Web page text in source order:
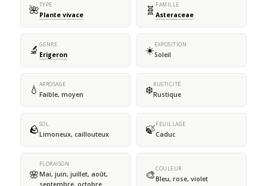
🌺TYPE
Plante vivace 🧬 FAMILLE
Asteraceae
🔬 GENRE
Erigeron ☀️EXPOSITION
Soleil
💧 ARROSAGE
Faible, moyen ❄️RUSTICITÉ
Rustique
🪨SOL
Limoneux, caillouteux 🍃FEUILLAGE
Caduc
🌸
FLORAISON
Mai, juin, juillet, août,
septembre, octobre
🎨COULEUR
Bleu, rose, violet